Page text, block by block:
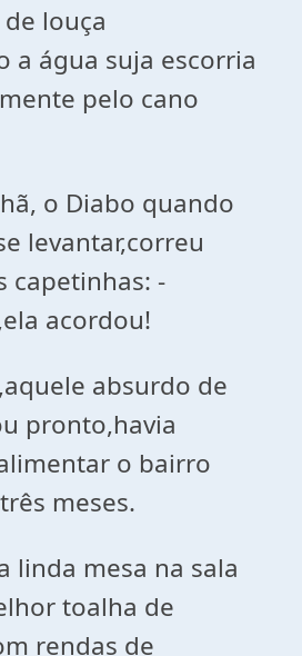
louça
a água suja escorria
pelo cano
o Diabo quando
levantar,correu
capetinhas: -
acordou!
absurdo de
pronto,havia
o bairro
meses.
linda mesa na sala
toalha de
rendas de